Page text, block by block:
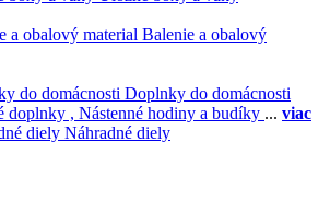
Balenie a obalový
Doplnky do domácnosti
doplnky , Nástenné hodiny a budíky ... viac
Náhradné diely